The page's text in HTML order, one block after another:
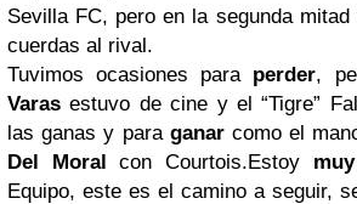
Sevilla FC, pero en la segunda
cuerdas al rival.
Tuvimos ocasiones para perder,
Varas estuvo de cine y el “Tigre”
las ganas y para ganar como el
Del Moral con Courtois.Estoy
Equipo, este es el camino a seguir,